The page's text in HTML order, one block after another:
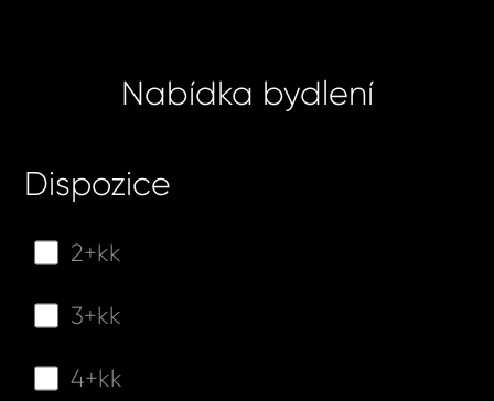
Nabídka bydlení
Dispozice
2+kk
3+kk
4+kk